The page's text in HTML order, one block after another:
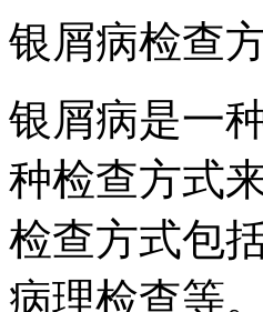
银屑病检查
银屑病是一
种检查方式
检查方式包
病理检查等。